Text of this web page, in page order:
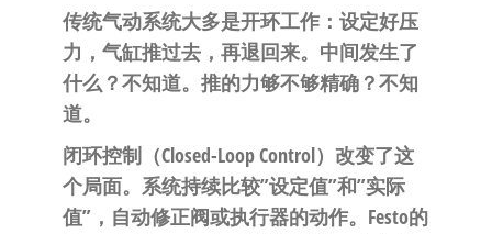
传统气动系统大多是开环工作：设定好压
力，气缸推过去，再退回来。中间发生了
什么？不知道。推的力够不够精确？不知
道。
闭环控制（Closed-Loop Control）改变了这
个局面。系统持续比较”设定值”和”实际
值”，自动修正阀或执行器的动作。Festo的